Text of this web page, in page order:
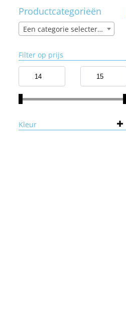
Productcategorieën
Een categorie selecteren
Filter op prijs
Kleur